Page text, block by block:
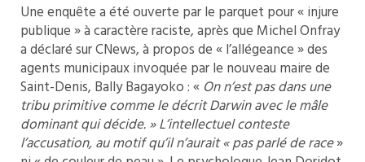
Une enquête a été ouverte par le parquet pour « injure
publique » à caractère raciste, après que Michel Onfray
a déclaré sur CNews, à propos de « l’allégeance » des
agents municipaux invoquée par le nouveau maire de
Saint-Denis, Bally Bagayoko : « On n’est pas dans une
tribu primitive comme le décrit Darwin avec le mâle
dominant qui décide. » L’intellectuel conteste
l’accusation, au motif qu’il n’aurait « pas parlé de race»